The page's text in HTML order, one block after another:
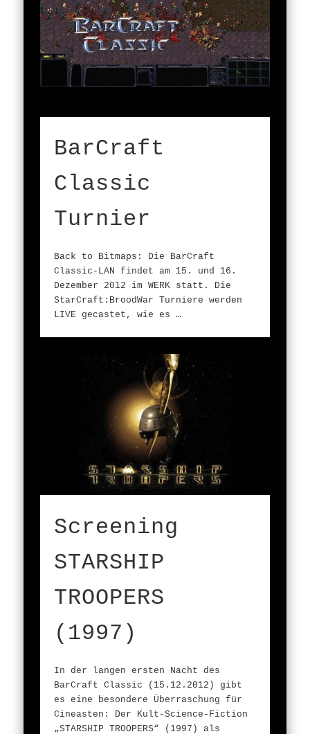
BarCraft
Classic
Turnier
Back to Bitmaps: Die BarCraft
Classic-LAN findet am 15. und 16.
Dezember 2012 im WERK statt. Die
StarCraft:BroodWar Turniere werden
LIVE gecastet, wie es …
Screening
STARSHIP
TROOPERS
(1997)
In der langen ersten Nacht des
BarCraft Classic (15.12.2012) gibt
es eine besondere Überraschung für
Cineasten: Der Kult-Science-Fiction
„STARSHIP TROOPERS“ (1997) als